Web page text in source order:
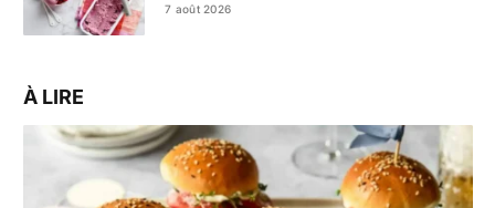
7 août 2026
À LIRE